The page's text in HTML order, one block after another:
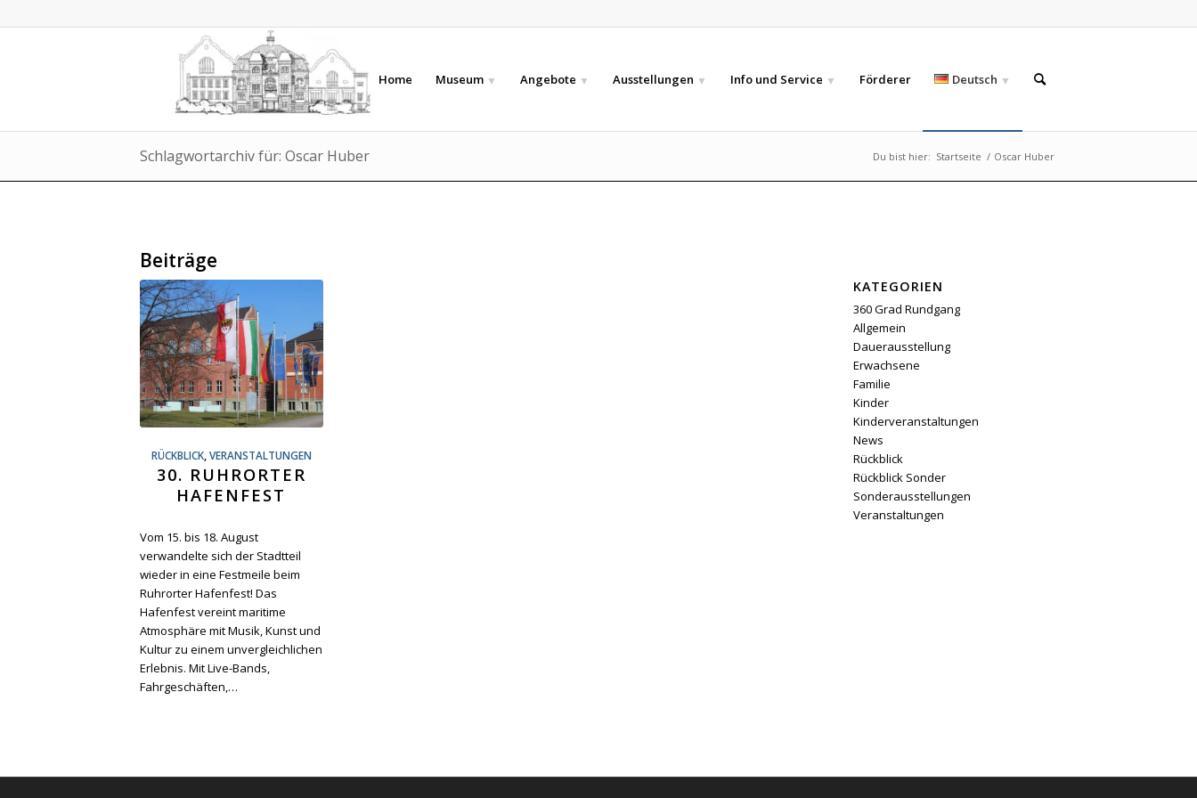
Home Museum Angebote Ausstellungen Info und Service Förderer Deutsch
Schlagwortarchiv für: Oscar Huber Du bist hier: Startseite / Oscar Huber
Beiträge
RÜCKBLICK,VERANSTALTUNGEN
30. RUHRORTER
HAFENFEST
Vom 15. bis 18. August
verwandelte sich der Stadtteil
wieder in eine Festmeile beim
Ruhrorter Hafenfest! Das
Hafenfest vereint maritime
Atmosphäre mit Musik, Kunst und
Kultur zu einem unvergleichlichen
Erlebnis. Mit Live-Bands,
Fahrgeschäften,…
KATEGORIEN
360 Grad Rundgang
Allgemein
Dauerausstellung
Erwachsene
Familie
Kinder
Kinderveranstaltungen
News
Rückblick
Rückblick Sonder
Sonderausstellungen
Veranstaltungen